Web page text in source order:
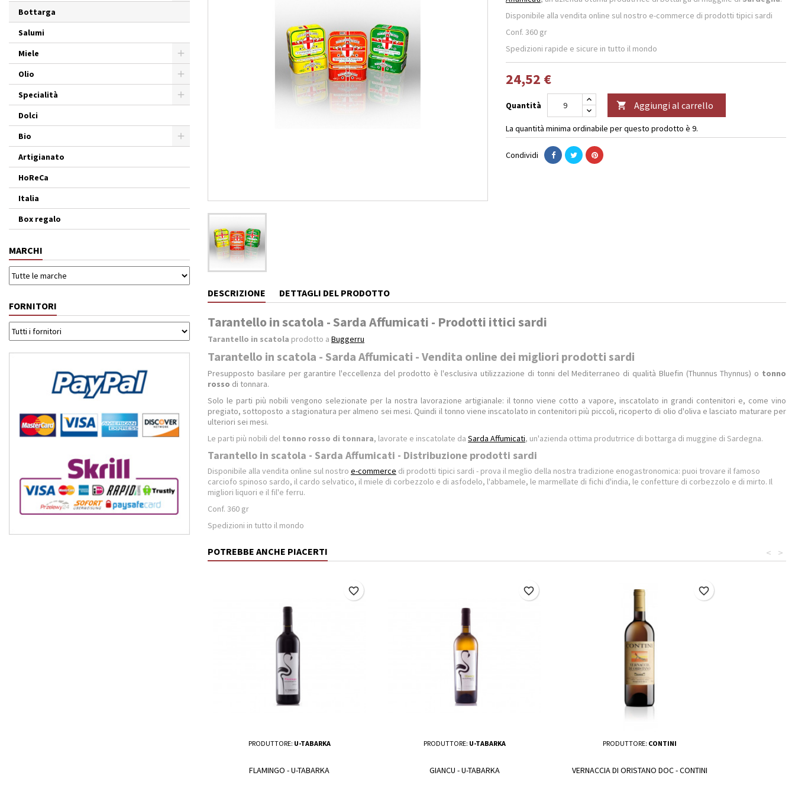
Bottarga
Salumi
Miele
Olio
Specialità
Dolci
Bio
Artigianato
HoReCa
Italia
Box regalo
MARCHI
FORNITORI
Disponibile alla vendita online sul nostro e-commerce di prodotti tipici sardi
Conf. 360 gr
Spedizioni rapide e sicure in tutto il mondo
24,52 €
Quantità  Aggiungi al carrello
La quantità minima ordinabile per questo prodotto è 9.
Condividi
DESCRIZIONE DETTAGLI DEL PRODOTTO
Tarantello in scatola - Sarda Affumicati - Prodotti ittici sardi
Tarantello in scatola prodotto a Buggerru
Tarantello in scatola - Sarda Affumicati - Vendita online dei migliori prodotti sardi
Presupposto basilare per garantire l'eccellenza del prodotto è l'esclusiva utilizzazione di tonni del Mediterraneo di qualità Bluefin (Thunnus Thynnus) o tonno
rosso di tonnara.
Solo le parti più nobili vengono selezionate per la nostra lavorazione artigianale: il tonno viene cotto a vapore, inscatolato in grandi contenitori e, come vino
pregiato, sottoposto a stagionatura per almeno sei mesi. Quindi il tonno viene inscatolato in contenitori più piccoli, ricoperto di olio d'oliva e lasciato maturare per
ulteriori sei mesi.
Le parti più nobili del tonno rosso di tonnara, lavorate e inscatolate da Sarda Affumicati, un'azienda ottima produtrrice di bottarga di muggine di Sardegna.
Tarantello in scatola - Sarda Affumicati - Distribuzione prodotti sardi
Disponibile alla vendita online sul nostro e-commerce di prodotti tipici sardi - prova il meglio della nostra tradizione enogastronomica: puoi trovare il famoso
carciofo spinoso sardo, il cardo selvatico, il miele di corbezzolo e di asfodelo, l'abbamele, le marmellate di fichi d'india, le confetture di corbezzolo e di mirto. Il
migliori liquori e il fil'e ferru.
Conf. 360 gr
Spedizioni in tutto il mondo
POTREBBE ANCHE PIACERTI >
<
PRODUTTORE: U-TABARKA
FLAMINGO - U-TABARKA
favorite_border
PRODUTTORE: U-TABARKA
GIANCU - U-TABARKA
favorite_border
PRODUTTORE: CONTINI
VERNACCIA DI ORISTANO DOC - CONTINI
favorite_border